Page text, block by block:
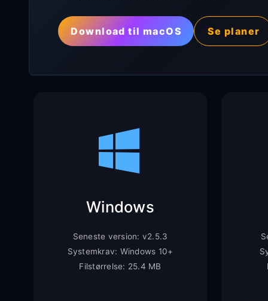
Download til macOS Se planer
Windows
Seneste version: v2.5.3
Systemkrav: Windows 10+
Filstørrelse: 25.4 MB